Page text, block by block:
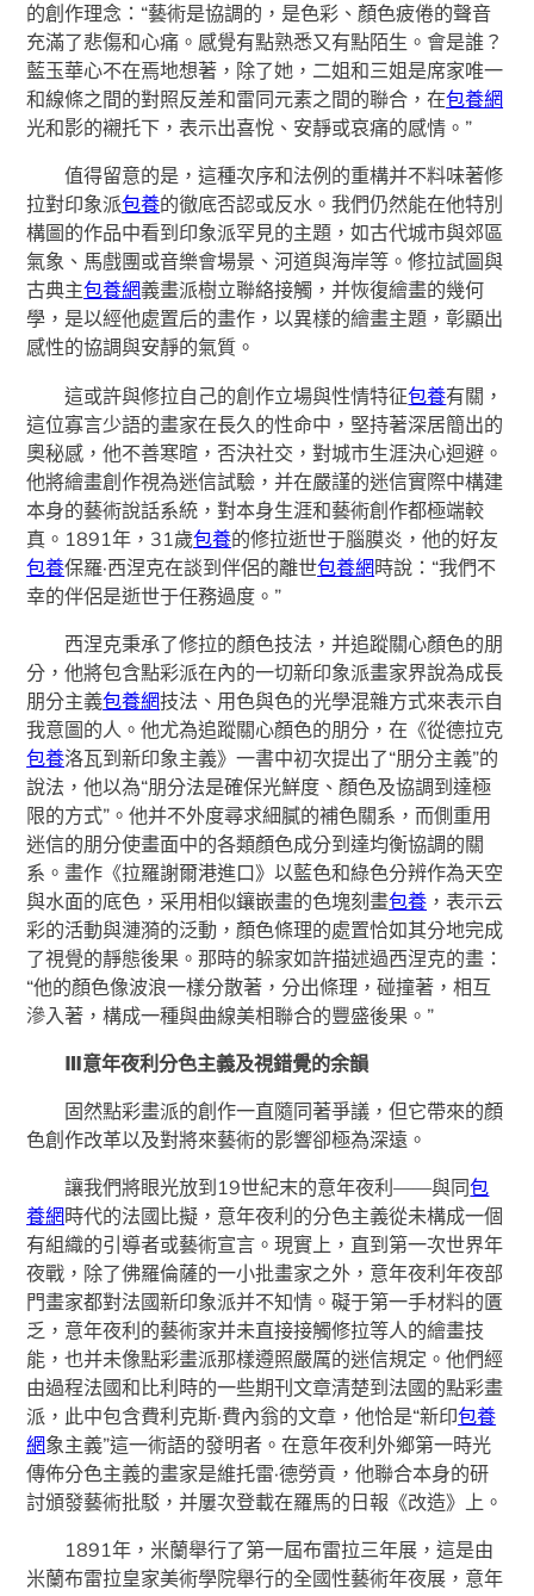
的創作理念：“藝術是協調的，是色彩、顏色疲倦的聲音
充滿了悲傷和心痛。感覺有點熟悉又有點陌生。會是誰？
藍玉華心不在焉地想著，除了她，二姐和三姐是席家唯一
和線條之間的對照反差和雷同元素之間的聯合，在包養網
光和影的襯托下，表示出喜悅、安靜或哀痛的感情。”
值得留意的是，這種次序和法例的重構并不料味著修
拉對印象派包養的徹底否認或反水。我們仍然能在他特別
構圖的作品中看到印象派罕見的主題，如古代城市與郊區
氣象、馬戲團或音樂會場景、河道與海岸等。修拉試圖與
古典主包養網義畫派樹立聯絡接觸，并恢復繪畫的幾何
學，是以經他處置后的畫作，以異樣的繪畫主題，彰顯出
感性的協調與安靜的氣質。
這或許與修拉自己的創作立場與性情特征包養有關，
這位寡言少語的畫家在長久的性命中，堅持著深居簡出的
奧秘感，他不善寒暄，否決社交，對城市生涯決心迴避。
他將繪畫創作視為迷信試驗，并在嚴謹的迷信實際中構建
本身的藝術說話系統，對本身生涯和藝術創作都極端較
真。1891年，31歲包養的修拉逝世于腦膜炎，他的好友
包養保羅·西涅克在談到伴侶的離世包養網時說：“我們不
幸的伴侶是逝世于任務過度。”
西涅克秉承了修拉的顏色技法，并追蹤關心顏色的朋
分，他將包含點彩派在內的一切新印象派畫家界說為成長
朋分主義包養網技法、用色與色的光學混雜方式來表示自
我意圖的人。他尤為追蹤關心顏色的朋分，在《從德拉克
包養洛瓦到新印象主義》一書中初次提出了“朋分主義”的
說法，他以為“朋分法是確保光鮮度、顏色及協調到達極
限的方式”。他并不外度尋求細膩的補色關系，而側重用
迷信的朋分使畫面中的各類顏色成分到達均衡協調的關
系。畫作《拉羅謝爾港進口》以藍色和綠色分辨作為天空
與水面的底色，采用相似鑲嵌畫的色塊刻畫包養 ，表示云
彩的活動與漣漪的泛動，顏色條理的處置恰如其分地完成
了視覺的靜態後果。那時的躲家如許描述過西涅克的畫：
“他的顏色像波浪一樣分散著，分出條理，碰撞著，相互
滲入著，構成一種與曲線美相聯合的豐盛後果。”
Ⅲ意年夜利分色主義及視錯覺的余韻
固然點彩畫派的創作一直隨同著爭議，但它帶來的顏
色創作改革以及對將來藝術的影響卻極為深遠。
讓我們將眼光放到19世紀末的意年夜利——與同包
養網 時代的法國比擬，意年夜利的分色主義從未構成一個
有組織的引導者或藝術宣言。現實上，直到第一次世界年
夜戰，除了佛羅倫薩的一小批畫家之外，意年夜利年夜部
門畫家都對法國新印象派并不知情。礙于第一手材料的匱
乏，意年夜利的藝術家并未直接接觸修拉等人的繪畫技
能，也并未像點彩畫派那樣遵照嚴厲的迷信規定。他們經
由過程法國和比利時的一些期刊文章清楚到法國的點彩畫
派，此中包含費利克斯·費內翁的文章，他恰是“新印包養
網象主義”這一術語的發明者。在意年夜利外鄉第一時光
傳佈分色主義的畫家是維托雷·德勞貢，他聯合本身的研
討頒發藝術批駁，并屢次登載在羅馬的日報《改造》上。
1891年，米蘭舉行了第一屆布雷拉三年展，這是由
米蘭布雷拉皇家美術學院舉行的全國性藝術年夜展，意年